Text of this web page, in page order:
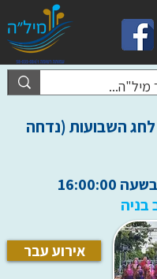
השבועות (נדחה
בניה
אירוע עבר